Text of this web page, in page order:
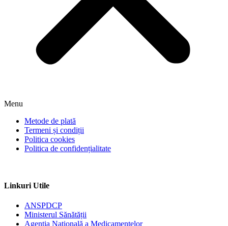
Menu
Metode de plată
Termeni și condiții
Politica cookies
Politica de confidențialitate
Linkuri Utile
ANSPDCP
Ministerul Sănătății
Agenția Națională a Medicamentelor